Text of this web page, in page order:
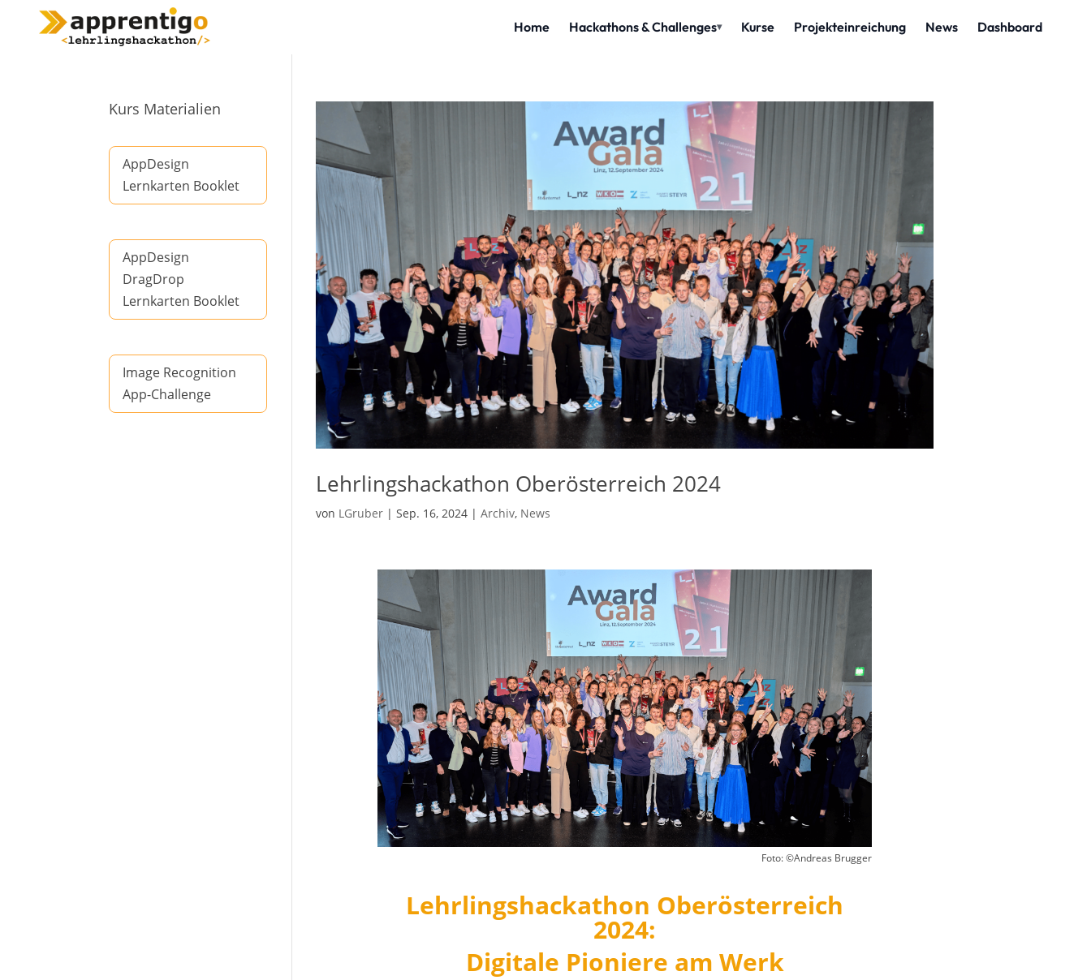
Lehrlingshackathon Oberösterreich 2024
von LGruber| Sep. 16, 2024| Archiv, News
Foto: ©Andreas Brugger
Lehrlingshackathon Oberösterreich
2024:
Digitale Pioniere am Werk
Kurs Materialien
AppDesign
Lernkarten Booklet
AppDesign
DragDrop
Lernkarten Booklet
Image Recognition
App-Challenge